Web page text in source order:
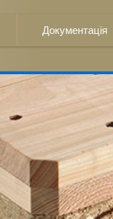
Документація